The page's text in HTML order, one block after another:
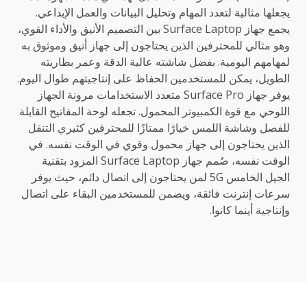
يجعلها مثالية لتعدد المهام وتحليل البيانات والعمل الإبداعي.
يجمع جهاز Surface Laptop بين التصميم الأنيق والأداء القوي،
وهو مثالي للمحترفين الذين يحتاجون إلى جهاز أنيق وموثوق به
لمهامهم اليومية. بفضل شاشته عالية الدقة وعمر بطاريته
الطويل، يمكن للمستخدمين الحفاظ على إنتاجيتهم طوال اليوم.
يوفر جهاز Surface Pro متعدد الاستخدامات مرونة الجهاز
اللوحي مع قوة الكمبيوتر المحمول. تجعله لوحة المفاتيح القابلة
للفصل وشاشة اللمس خيارًا ممتازًا للمحترفين كثيري التنقل
الذين يحتاجون إلى جهاز محمول وقوي في الوقت نفسه. في
الوقت نفسه، صُمم جهاز Surface Laptop المزود بتقنية
الجيل الخامس 5G لمن يحتاجون إلى اتصال دائم، حيث يوفر
سرعات إنترنت فائقة، ويضمن للمستخدمين البقاء على اتصال
وإنتاجية أينما كانوا.